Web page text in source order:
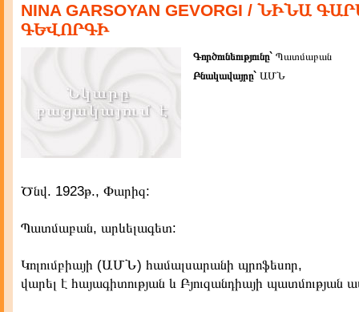
NINA GARSOYAN GEVORGI / ՆԻՆԱ
ԳԵՎՈՐԳԻ
Գործունեությունը` Պատմաբան
Բնակավայրը` ԱՄՆ
Ծնվ. 1923թ., Փարիզ:
Պատմաբան, արևելագետ:
Կոլումբիայի (ԱՄՆ) համալսարանի պրոֆեսոր,
վարել է հայագիտության և Բյուզանդիայի պատմության